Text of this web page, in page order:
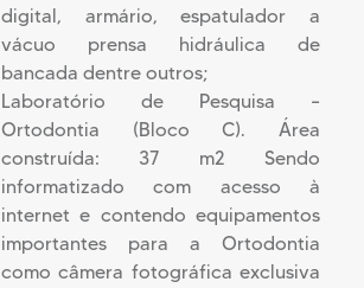
digital, armário, espatulador a
vácuo prensa hidráulica de
bancada dentre outros;
Laboratório de Pesquisa –
Ortodontia (Bloco C). Área
construída: 37 m2 Sendo
informatizado com acesso à
internet e contendo equipamentos
importantes para a Ortodontia
como câmera fotográfica exclusiva